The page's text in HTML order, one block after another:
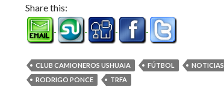
Share this:
CLUB CAMIONEROS USHUAIA FÚTBOL NOTICIAS
RODRIGO PONCE
TRFA